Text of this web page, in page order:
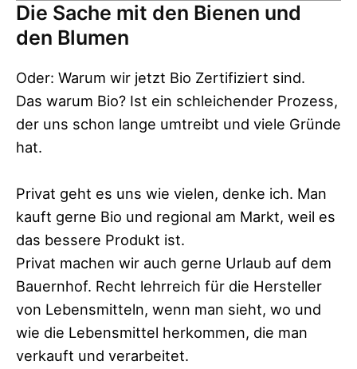
Die Sache mit den Bienen und
den Blumen
Oder: Warum wir jetzt Bio Zertifiziert sind.
Das warum Bio? Ist ein schleichender Prozess,
der uns schon lange umtreibt und viele Gründe
hat.
Privat geht es uns wie vielen, denke ich. Man
kauft gerne Bio und regional am Markt, weil es
das bessere Produkt ist.
Privat machen wir auch gerne Urlaub auf dem
Bauernhof. Recht lehrreich für die Hersteller
von Lebensmitteln, wenn man sieht, wo und
wie die Lebensmittel herkommen, die man
verkauft und verarbeitet.